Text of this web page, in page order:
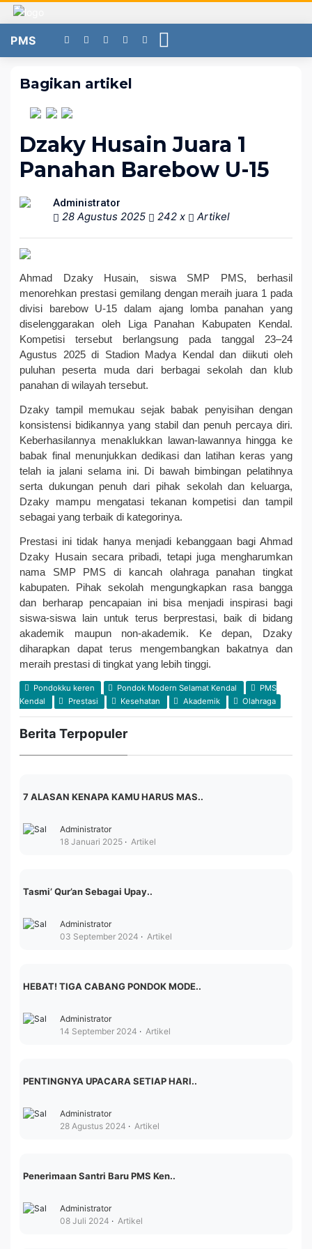
PMS
Bagikan artikel
Dzaky Husain Juara 1
Panahan Barebow U-15
Administrator
28 Agustus 2025 242 x Artikel
Ahmad Dzaky Husain, siswa SMP PMS, berhasil
menorehkan prestasi gemilang dengan meraih juara 1 pada
divisi barebow U-15 dalam ajang lomba panahan yang
diselenggarakan oleh Liga Panahan Kabupaten Kendal.
Kompetisi tersebut berlangsung pada tanggal 23–24
Agustus 2025 di Stadion Madya Kendal dan diikuti oleh
puluhan peserta muda dari berbagai sekolah dan klub
panahan di wilayah tersebut.
Dzaky tampil memukau sejak babak penyisihan dengan
konsistensi bidikannya yang stabil dan penuh percaya diri.
Keberhasilannya menaklukkan lawan-lawannya hingga ke
babak final menunjukkan dedikasi dan latihan keras yang
telah ia jalani selama ini. Di bawah bimbingan pelatihnya
serta dukungan penuh dari pihak sekolah dan keluarga,
Dzaky mampu mengatasi tekanan kompetisi dan tampil
sebagai yang terbaik di kategorinya.
Prestasi ini tidak hanya menjadi kebanggaan bagi Ahmad
Dzaky Husain secara pribadi, tetapi juga mengharumkan
nama SMP PMS di kancah olahraga panahan tingkat
kabupaten. Pihak sekolah mengungkapkan rasa bangga
dan berharap pencapaian ini bisa menjadi inspirasi bagi
siswa-siswa lain untuk terus berprestasi, baik di bidang
akademik maupun non-akademik. Ke depan, Dzaky
diharapkan dapat terus mengembangkan bakatnya dan
meraih prestasi di tingkat yang lebih tinggi.
Pondokku keren Pondok Modern Selamat Kendal
PMS
Kendal
Prestasi Kesehatan Akademik Olahraga
Berita Terpopuler
7 ALASAN KENAPA KAMU HARUS MAS..
Administrator
18 Januari 2025
Artikel
Tasmi’ Qur’an Sebagai Upay..
Administrator
03 September 2024
Artikel
HEBAT! TIGA CABANG PONDOK MODE..
Administrator
14 September 2024
Artikel
PENTINGNYA UPACARA SETIAP HARI..
Administrator
28 Agustus 2024
Artikel
Penerimaan Santri Baru PMS Ken..
Administrator
08 Juli 2024
Artikel